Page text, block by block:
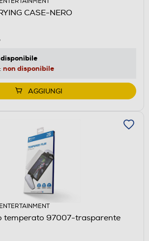
CASE-NERO
disponibile
non disponibile
AGGIUNGI
temperato 97007-trasparente